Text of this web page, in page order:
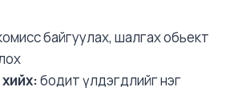
байгуулах, шалгах обьект
бодит үлдэгдлийг нэг